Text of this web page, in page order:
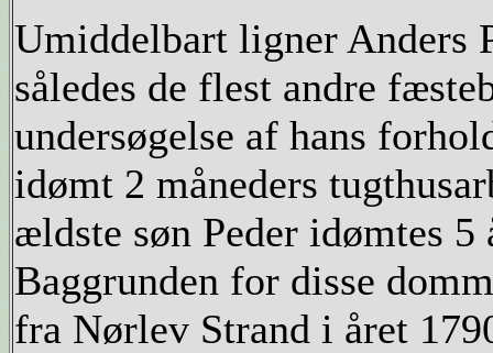
Umiddelbart ligner Anders
således de flest andre
undersøgelse af hans
idømt 2 måneders
ældste søn Peder idømtes
Baggrunden for disse
fra Nørlev Strand i året